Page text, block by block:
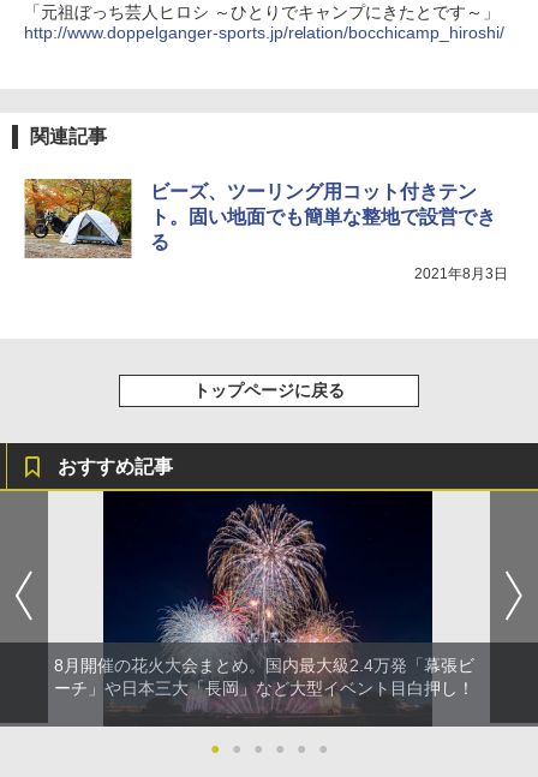
￥1,180
￥6,579
「元祖ぼっち芸人ヒロシ ～ひとりでキャンプにきたとです～」
http://www.doppelganger-sports.jp/relation/bocchicamp_hiroshi/
関連記事
ビーズ、ツーリング用コット付きテン
ト。固い地面でも簡単な整地で設営でき
る
2021年8月3日
トップページに戻る
おすすめ記事
8月開催の花火大会まとめ。国内最大級2.4万発「幕張ビ
ーチ」や日本三大「長岡」など大型イベント目白押し！
● ● ● ● ● ●